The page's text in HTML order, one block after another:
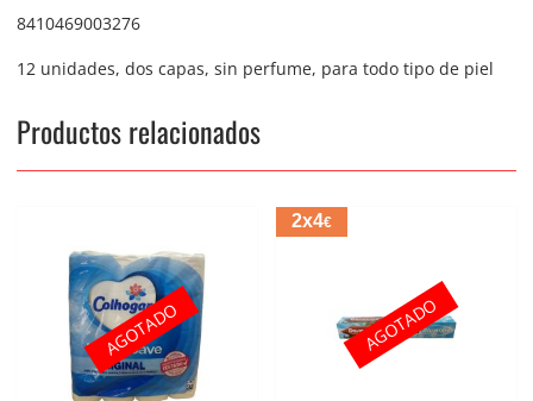
8410469003276
12 unidades, dos capas, sin perfume, para todo tipo de piel
Productos relacionados
AGOTADO
2x4€
AGOTADO